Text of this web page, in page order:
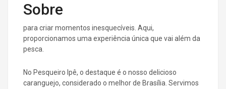
Sobre
para criar momentos inesquecíveis. Aqui,
proporcionamos uma experiência única que vai além da
pesca.
No Pesqueiro Ipê, o destaque é o nosso delicioso
caranguejo, considerado o melhor de Brasília. Servimos